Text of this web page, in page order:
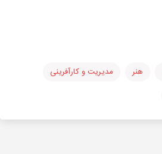
هنر
مدیریت و کارآفرینی